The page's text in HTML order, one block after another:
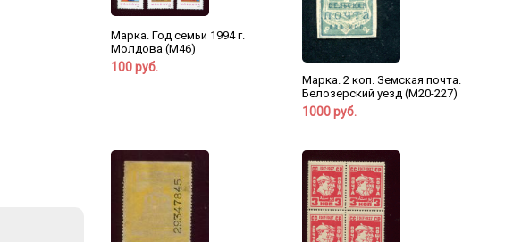
Марка. Год семьи 1994 г.
Молдова (М46)
100 руб.
Марка. 2 коп. Земская почта.
Белозерский уезд (М20-227)
1000 руб.